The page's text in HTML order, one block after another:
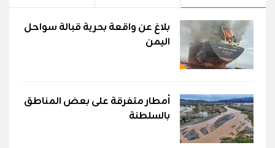
بلاغ عن واقعة بحرية قبالة سواحل
اليمن
أمطار متفرقة على بعض المناطق
بالسلطنة